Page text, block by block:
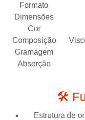
Formato
Dimensões
Cor
Composição
Gramagem
Absorção
🛠️
Estrutura de